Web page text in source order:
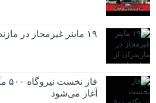
۱۹ ماینر غیرمجاز در مازندران از مدار خارج شد
آغاز می‌شود